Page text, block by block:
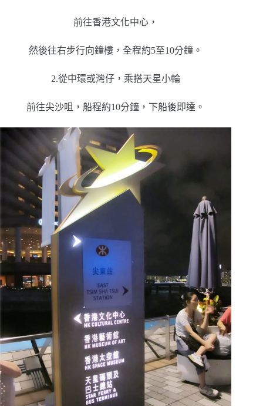
前往香港文化中心，
然後往右步行向鐘樓，全程約5至10分鐘。
2.從中環或灣仔，乘搭天星小輪
前往尖沙咀，船程約10分鐘，下船後即達。